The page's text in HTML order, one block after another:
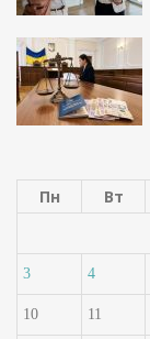
Пн
Вт
3 4
10 11